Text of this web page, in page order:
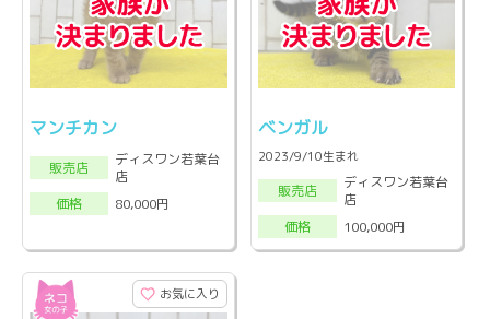
マンチカン
販売店
ディスワン若葉台
店
価格
80,000円
ベンガル
2023/9/10生まれ
販売店
ディスワン若葉台
店
価格
100,000円
お気に入り